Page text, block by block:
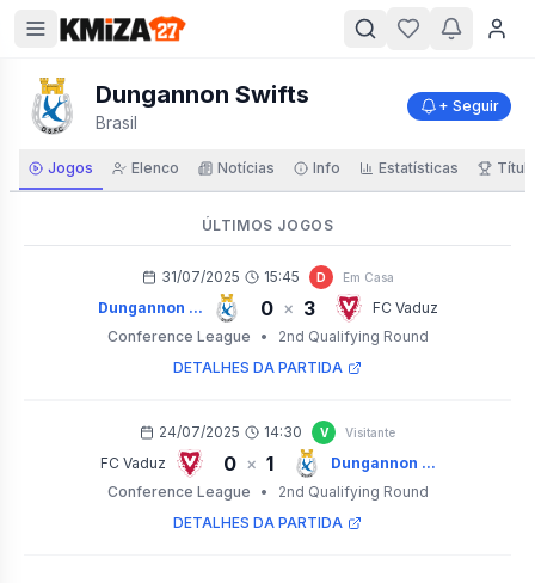
Dungannon Swifts
Brasil
+ Seguir
Jogos Elenco Notícias Info Estatísticas
ÚLTIMOS JOGOS
31/07/2025 15:45 D Em Casa
Dungannon ... 0 × 3
FC Vaduz
Conference League
•
2nd Qualifying Round
DETALHES DA PARTIDA
24/07/2025 14:30 V Visitante
FC Vaduz 0 × 1
Dungannon ...
Conference League
•
2nd Qualifying Round
DETALHES DA PARTIDA